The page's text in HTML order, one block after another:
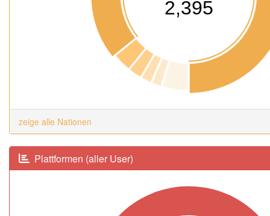
2,395
zeige alle Nationen
Plattformen (aller User)